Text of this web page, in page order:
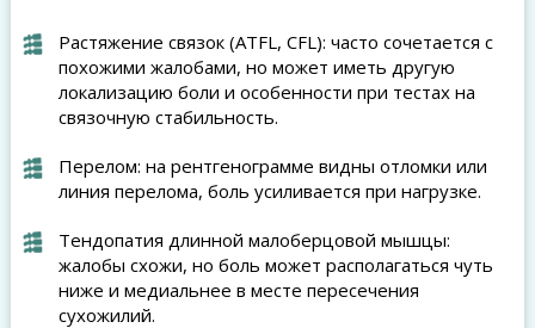
Растяжение связок (ATFL, CFL): часто сочетается с
похожими жалобами, но может иметь другую
локализацию боли и особенности при тестах на
связочную стабильность.
Перелом: на рентгенограмме видны отломки или
линия перелома, боль усиливается при нагрузке.
Тендопатия длинной малоберцовой мышцы:
жалобы схожи, но боль может располагаться чуть
ниже и медиальнее в месте пересечения
сухожилий.